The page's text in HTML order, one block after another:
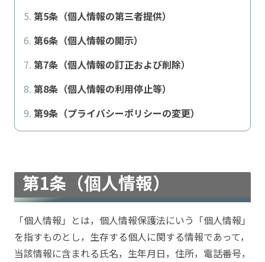
第5条（個人情報の第三者提供）
第6条（個人情報の開示）
第7条（個人情報の訂正および削除）
第8条（個人情報の利用停止等）
第9条（プライバシーポリシーの変更）
第1条（個人情報）
「個人情報」とは，個人情報保護法にいう「個人情報」
を指すものとし，生存する個人に関する情報であって，
当該情報に含まれる氏名，生年月日，住所，電話番号，